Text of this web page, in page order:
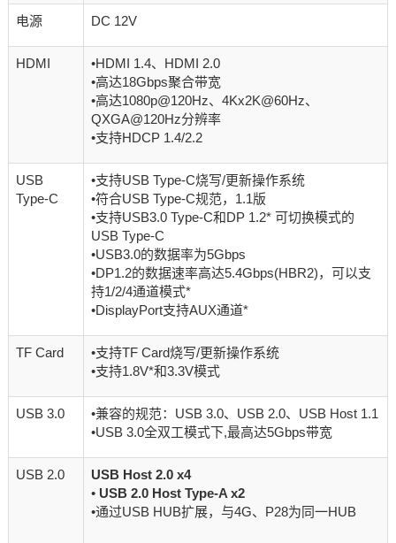
电源 DC 12V
HDMI
•HDMI 1.4、HDMI 2.0
•高达18Gbps聚合带宽
•高达1080p@120Hz、4Kx2K@60Hz、
QXGA@120Hz分辨率
•支持HDCP 1.4/2.2
USB
Type-C
•支持USB Type-C烧写/更新操作系统
•符合USB Type-C规范，1.1版
•支持USB3.0 Type-C和DP 1.2* 可切换模式的
USB Type-C
•USB3.0的数据率为5Gbps
•DP1.2的数据速率高达5.4Gbps(HBR2)，可以支
持1/2/4通道模式*
•DisplayPort支持AUX通道*
TF Card
•支持TF Card烧写/更新操作系统
•支持1.8V*和3.3V模式
USB 3.0
•兼容的规范：USB 3.0、USB 2.0、USB Host 1.1
•USB 3.0全双工模式下,最高达5Gbps带宽
USB 2.0
USB Host 2.0 x4
• USB 2.0 Host Type-A x2
•通过USB HUB扩展，与4G、P28为同一HUB